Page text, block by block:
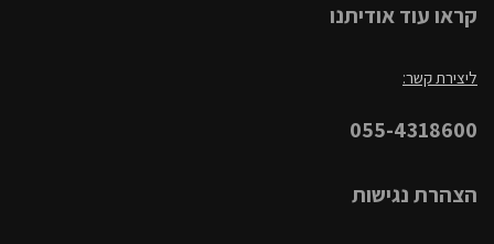
קראו עוד אודיתנו
ליצירת קשר:
055-4318600
הצהרת נגישות